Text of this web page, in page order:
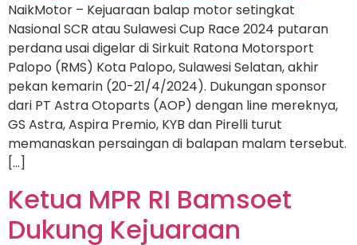
NaikMotor – Kejuaraan balap motor setingkat
Nasional SCR atau Sulawesi Cup Race 2024 putaran
perdana usai digelar di Sirkuit Ratona Motorsport
Palopo (RMS) Kota Palopo, Sulawesi Selatan, akhir
pekan kemarin (20-21/4/2024). Dukungan sponsor
dari PT Astra Otoparts (AOP) dengan line mereknya,
GS Astra, Aspira Premio, KYB dan Pirelli turut
memanaskan persaingan di balapan malam tersebut.
[…]
Ketua MPR RI Bamsoet
Dukung Kejuaraan